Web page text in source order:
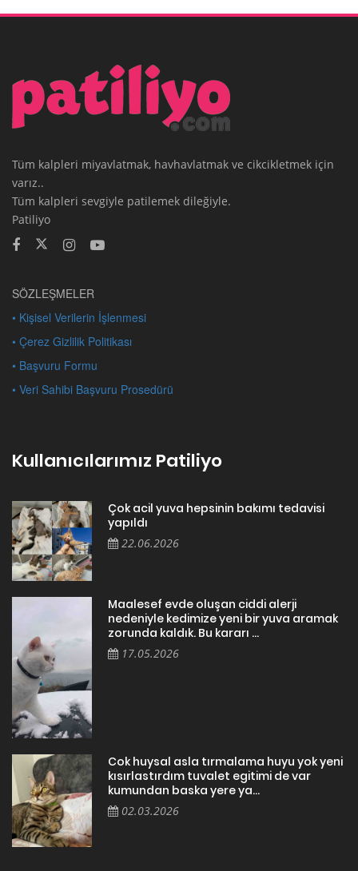
Tüm kalpleri miyavlatmak, havhavlatmak ve cikcikletmek için
varız..
Tüm kalpleri sevgiyle patilemek dileğiyle.
Patiliyo
SÖZLEŞMELER
• Kişisel Verilerin İşlenmesi
• Çerez Gizlilik Politikası
• Başvuru Formu
• Veri Sahibi Başvuru Prosedürü
Kullanıcılarımız Patiliyo
Çok acil yuva hepsinin bakımı tedavisi
yapıldı
22.06.2026
Maalesef evde oluşan ciddi alerji
nedeniyle kedimize yeni bir yuva aramak
zorunda kaldık. Bu kararı ...
17.05.2026
Cok huysal asla tırmalama huyu yok yeni
kısırlastırdım tuvalet egitimi de var
kumundan baska yere ya...
02.03.2026